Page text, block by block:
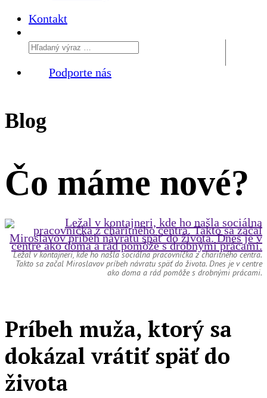
Kontakt
Podporte nás
Blog
Čo máme nové?
Ležal v kontajneri, kde ho našla sociálna pracovníčka z charitného centra.
Takto sa začal Miroslavov príbeh návratu späť do života. Dnes je v centre
ako doma a rád pomôže s drobnými prácami.
Príbeh muža, ktorý sa
dokázal vrátiť späť do
života